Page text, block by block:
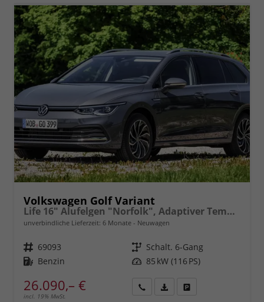
Volkswagen Golf Variant
Life 16" Alufelgen "Norfolk", Adaptiver Tempomat ACC, Sicht-Paket, Digital Cockpit Pro, LED-Scheinwerfer, Radio Composition 10,3" + Wireless App-Connect, Parksensoren vorn und hinten, Climatronic, M-Lederlenkrad, Reserverad, Dachreling uvm.
unverbindliche Lieferzeit: 6 Monate Neuwagen
Fahrzeugnr. 69093 Getriebe Schalt. 6-Gang
Kraftstoff Benzin Leistung 85 kW (116 PS)
26.090,– €
incl. 19% MwSt.